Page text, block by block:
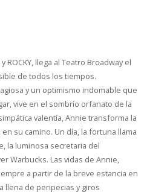
ROCKY, llega al Teatro Broadway el
de todos los tiempos.
y un optimismo indomable que
vive en el sombrío orfanato de la
valentía, Annie transforma la
su camino. Un día, la fortuna llama
la luminosa secretaria del
Warbucks. Las vidas de Annie,
a partir de la breve estancia en
llena de peripecias y giros